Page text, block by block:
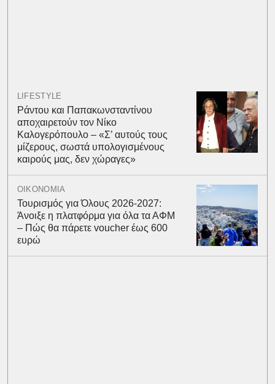
LIFESTYLE
Ράντου και Παπακωνσταντίνου
αποχαιρετούν τον Νίκο
Καλογερόπουλο – «Σ’ αυτούς τους
μίζερους, σωστά υπολογισμένους
καιρούς μας, δεν χώραγες»
ΟΙΚΟΝΟΜΙΑ
Τουρισμός για Όλους 2026-2027:
Άνοιξε η πλατφόρμα για όλα τα ΑΦΜ
– Πώς θα πάρετε voucher έως 600
ευρώ